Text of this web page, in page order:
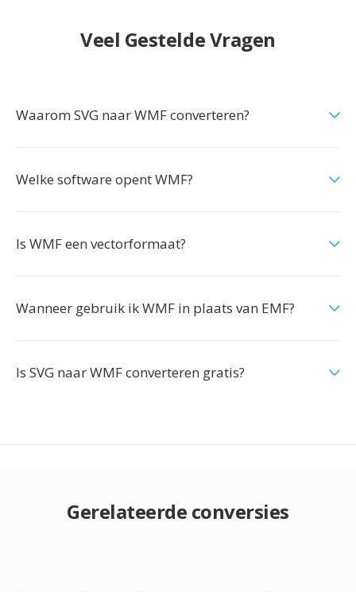
Veel Gestelde Vragen
Waarom SVG naar WMF converteren?
Welke software opent WMF?
Is WMF een vectorformaat?
Wanneer gebruik ik WMF in plaats van EMF?
Is SVG naar WMF converteren gratis?
Gerelateerde conversies